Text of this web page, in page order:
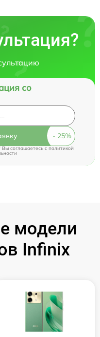
со
Вы соглашаетесь cполитикой
модели
Infinix